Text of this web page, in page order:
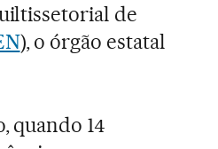
de
), o órgão estatal
quando 14